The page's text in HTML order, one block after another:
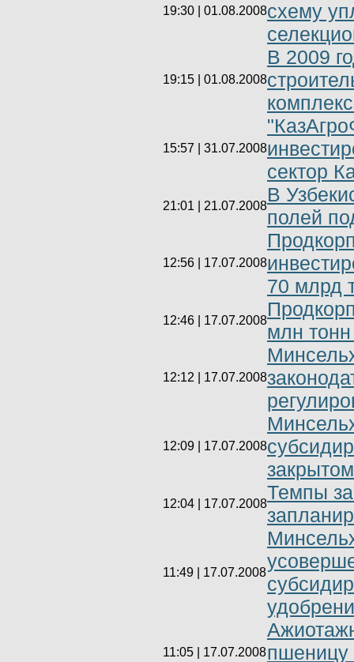
19:30 | 01.08.2008схему
19:15 | 01.08.2008
В 2009
15:57 | 31.07.2008
сектор
21:01 | 21.07.2008
В
полей
12:56 | 17.07.2008
70 млрд
12:46 | 17.07.2008
млн
12:12 | 17.07.2008
12:09 | 17.07.2008
12:04 | 17.07.2008
Темпы
11:49 | 17.07.2008
11:05 | 17.07.2008пшеницу